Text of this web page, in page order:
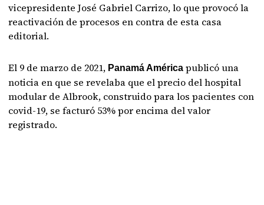
vicepresidente José Gabriel Carrizo, lo que provocó la
reactivación de procesos en contra de esta casa
editorial.
El 9 de marzo de 2021, Panamá América publicó una
noticia en que se revelaba que el precio del hospital
modular de Albrook, construido para los pacientes con
covid-19, se facturó 53% por encima del valor
registrado.